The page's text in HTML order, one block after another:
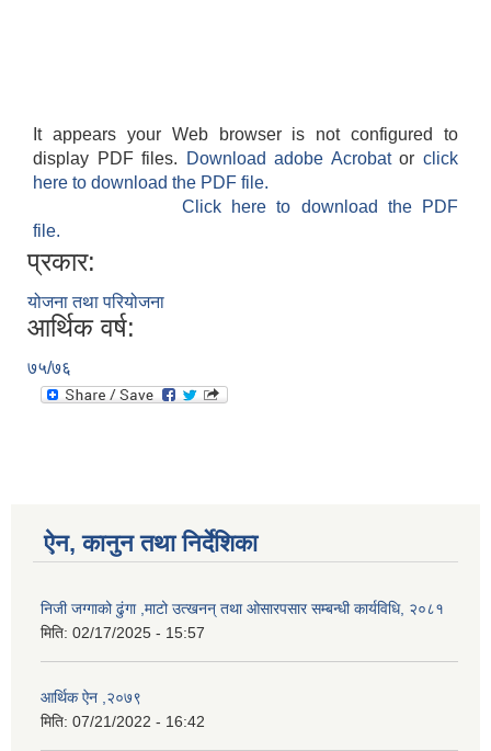
It appears your Web browser is not configured to
display PDF files.
Download adobe Acrobatorclick
here to download the PDF file.
Click here to download the PDF
file.
प्रकार:
योजना तथा परियोजना
आर्थिक वर्ष:
७५/७६
ऐन, कानुन तथा निर्देशिका
निजी जग्गाको ढुंगा ,माटो उत्खनन् तथा ओसारपसार सम्बन्धी कार्यविधि, २०८१
मिति: 02/17/2025 - 15:57
आर्थिक ऐन ,२०७९
मिति: 07/21/2022 - 16:42